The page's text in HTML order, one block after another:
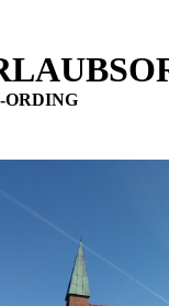
ORDING